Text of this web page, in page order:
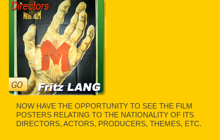
NOW HAVE THE OPPORTUNITY TO SEE THE FILM
POSTERS RELATING TO THE NATIONALITY OF ITS
DIRECTORS, ACTORS, PRODUCERS, THEMES, ETC.